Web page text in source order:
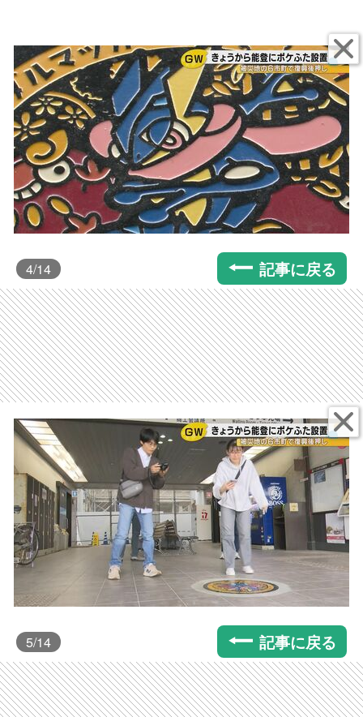
4/14 記事に戻る
5/14 記事に戻る